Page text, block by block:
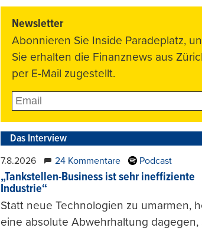
Newsletter
Abonnieren Sie Inside Paradeplatz,
Sie erhalten die Finanznews aus
per E-Mail zugestellt.
Das Interview
7.8.2026 24 Kommentare Podcast
„Tankstellen-Business ist sehr ineffiziente
Industrie“
Statt neue Technologien zu umarmen,
eine absolute Abwehrhaltung dagegen,